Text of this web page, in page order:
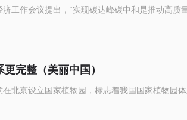
工作会议提出，“实现碳达峰碳中和是推动高质
完整（美丽中国）
北京设立国家植物园，标志着我国国家植物园